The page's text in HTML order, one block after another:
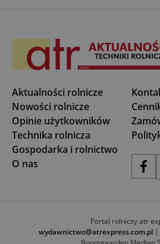
Aktualności rolnicze
Nowości rolnicze
Opinie użytkowników
Technika rolnicza
Gospodarka i rolnictwo
O nas
Portal rolniczy atr
wydawnictwo@atrexpress.com.pl |